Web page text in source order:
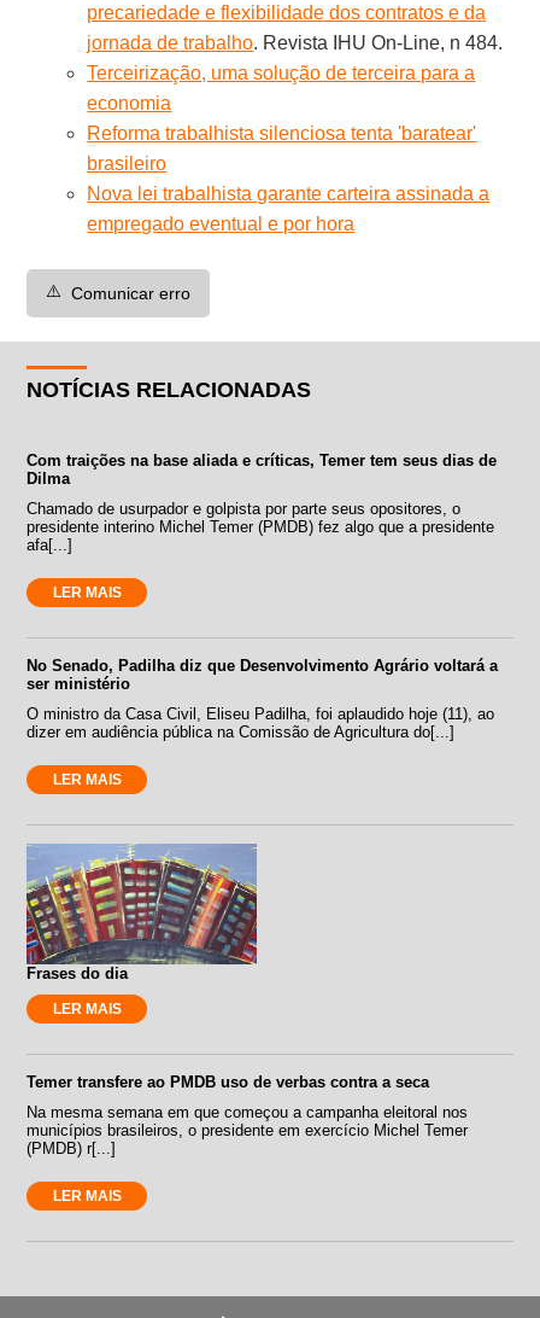
precariedade e flexibilidade dos contratos e da
jornada de trabalho. Revista IHU On-Line, n 484.
Terceirização, uma solução de terceira para a
economia
Reforma trabalhista silenciosa tenta 'baratear'
brasileiro
Nova lei trabalhista garante carteira assinada a
empregado eventual e por hora
⚠️ Comunicar erro
NOTÍCIAS RELACIONADAS
Com traições na base aliada e críticas, Temer tem seus dias de
Dilma
Chamado de usurpador e golpista por parte seus opositores, o
presidente interino Michel Temer (PMDB) fez algo que a presidente
afa[...]
LER MAIS
No Senado, Padilha diz que Desenvolvimento Agrário voltará a
ser ministério
O ministro da Casa Civil, Eliseu Padilha, foi aplaudido hoje (11), ao
dizer em audiência pública na Comissão de Agricultura do[...]
LER MAIS
Frases do dia
LER MAIS
Temer transfere ao PMDB uso de verbas contra a seca
Na mesma semana em que começou a campanha eleitoral nos
municípios brasileiros, o presidente em exercício Michel Temer
(PMDB) r[...]
LER MAIS